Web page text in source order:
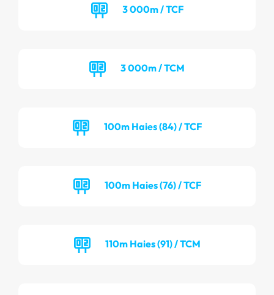
3 000m / TCF
3 000m / TCM
100m Haies (84) / TCF
100m Haies (76) / TCF
110m Haies (91) / TCM